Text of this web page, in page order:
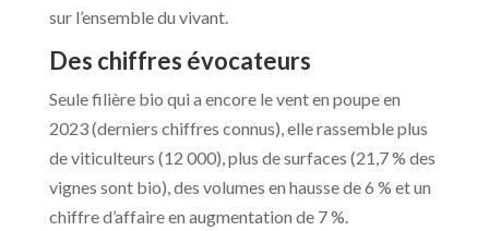
sur l’ensemble du vivant.
Des chiffres évocateurs
Seule filière bio qui a encore le vent en poupe en
2023 (derniers chiffres connus), elle rassemble plus
de viticulteurs (12 000), plus de surfaces (21,7 % des
vignes sont bio), des volumes en hausse de 6 % et un
chiffre d’affaire en augmentation de 7 %.